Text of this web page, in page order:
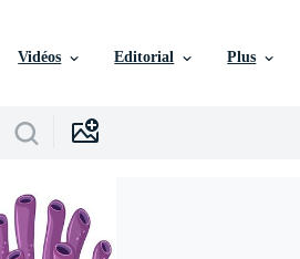
Vidéos Editorial Plus